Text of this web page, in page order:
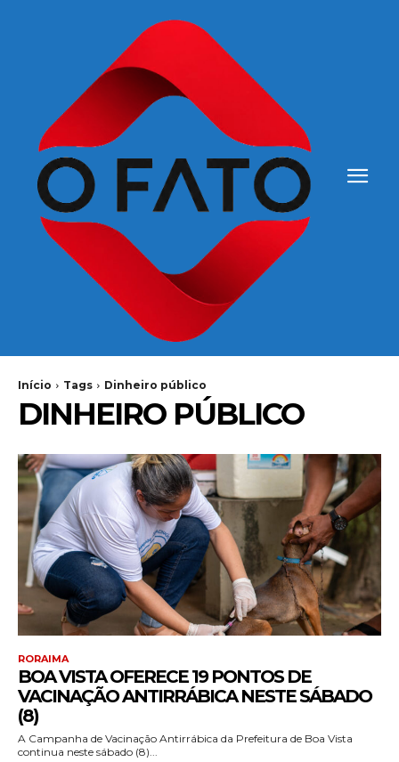
Início Tags Dinheiro público
DINHEIRO PÚBLICO
RORAIMA
BOA VISTA OFERECE 19 PONTOS DE
VACINAÇÃO ANTIRRÁBICA NESTE SÁBADO
(8)
A Campanha de Vacinação Antirrábica da Prefeitura de Boa Vista
continua neste sábado (8)...